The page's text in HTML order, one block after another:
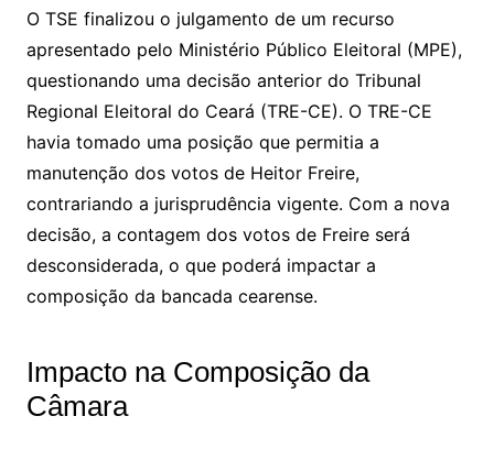
O TSE finalizou o julgamento de um recurso
apresentado pelo Ministério Público Eleitoral (MPE),
questionando uma decisão anterior do Tribunal
Regional Eleitoral do Ceará (TRE-CE). O TRE-CE
havia tomado uma posição que permitia a
manutenção dos votos de Heitor Freire,
contrariando a jurisprudência vigente. Com a nova
decisão, a contagem dos votos de Freire será
desconsiderada, o que poderá impactar a
composição da bancada cearense.
Impacto na Composição da
Câmara